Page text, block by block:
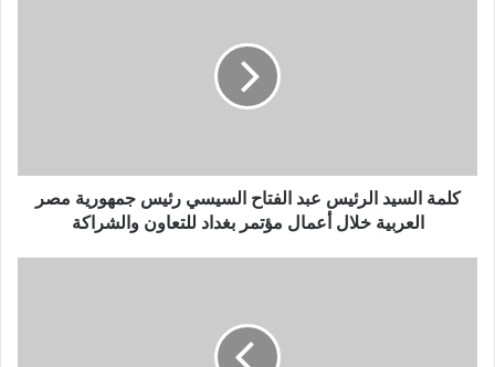
ر
كلمة السيد الرئيس عبد الفتاح السيسي رئيس جمهورية مصر
العربية خلال أعمال مؤتمر بغداد للتعاون والشراكة